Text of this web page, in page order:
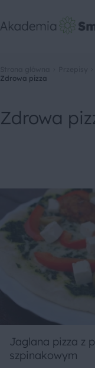
Zdrowa pizza
Zdrowa
Jaglana pizza z
szpinakowym